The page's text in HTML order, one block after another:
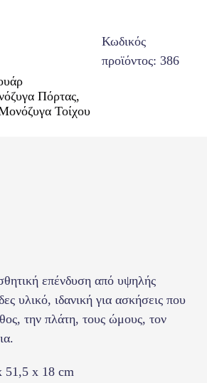
Κωδικός
προϊόντος:386
Πόρτας,
Τοίχου
επένδυση από υψηλής
υλικό, ιδανική για ασκήσεις που
την πλάτη, τους ώμους, τον
.
51,5 x 18 cm